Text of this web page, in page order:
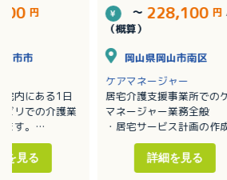
～ 228,100 円
（概算）
岡山県岡山市南区
ケアマネージャー
居宅介護支援事業所での
マネージャー業務全般
・居宅サービス計画の作
・利用者の実態把握
・担当者会議の開催
・適切な居宅介護サービス
詳細を見る
円
市市
内にある1日
リでの介護業
す。
い業務
排泄・入浴介
を見る